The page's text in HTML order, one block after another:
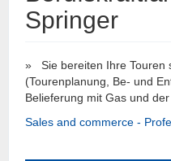
Springer
» Sie bereiten Ihre Touren
(Tourenplanung, Be- und
Belieferung mit Gas und der
Sales and commerce -